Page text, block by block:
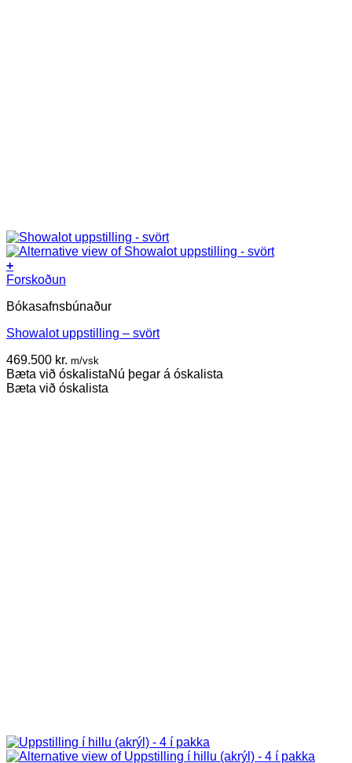
+
Forskoðun
Bókasafnsbúnaður
Showalot uppstilling – svört
469.500 kr. m/vsk
Bæta við óskalistaNú þegar á óskalista
Bæta við óskalista